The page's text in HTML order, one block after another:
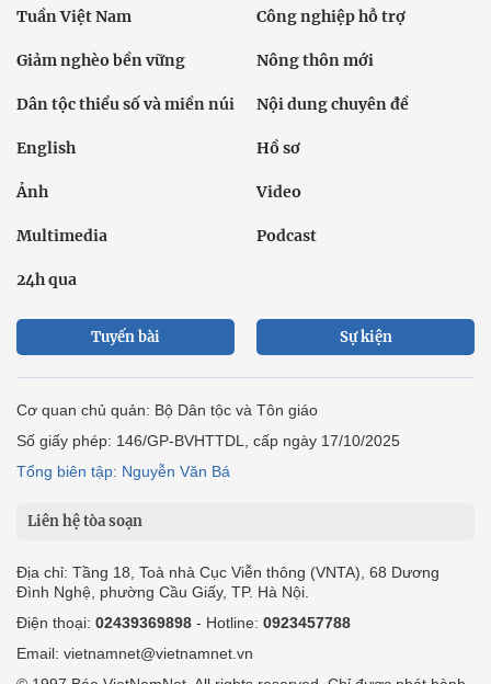
Tuần Việt Nam Công nghiệp hỗ trợ
Giảm nghèo bền vững Nông thôn mới
Dân tộc thiểu số và miền núi Nội dung chuyên đề
English Hồ sơ
Ảnh Video
Multimedia Podcast
24h qua
Tuyến bài Sự kiện
Cơ quan chủ quản: Bộ Dân tộc và Tôn giáo
Số giấy phép: 146/GP-BVHTTDL, cấp ngày 17/10/2025
Tổng biên tập: Nguyễn Văn Bá
Liên hệ tòa soạn
Địa chỉ: Tầng 18, Toà nhà Cục Viễn thông (VNTA), 68 Dương
Đình Nghệ, phường Cầu Giấy, TP. Hà Nội.
Điện thoại: 02439369898 - Hotline: 0923457788
Email: vietnamnet@vietnamnet.vn